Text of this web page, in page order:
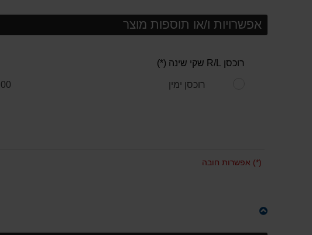
אפשרויות ו/או תוספות מוצר
רוכסן R/L שקי שינה (*)
רוכסן ימין ₪
(*) אפשרות חובה